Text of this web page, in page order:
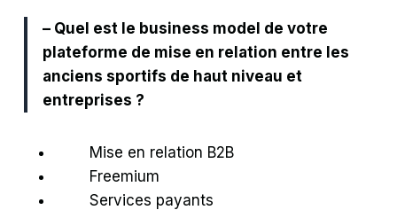
– Quel est le business model de votre
plateforme de mise en relation entre les
anciens sportifs de haut niveau et
entreprises ?
Mise en relation B2B
Freemium
Services payants